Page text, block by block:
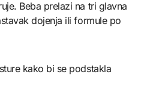
Beba prelazi na tri glavna
dojenja ili formule po
kako bi se podstakla